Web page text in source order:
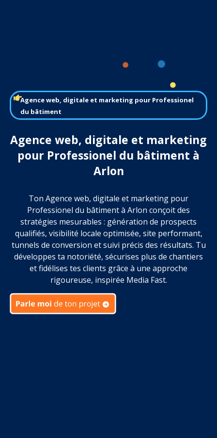
Agence web, digitale et marketing pour Professionel
du bâtiment
Agence web, digitale et marketing
pour Professionel du bâtiment à
Arlon
Ton Agence web, digitale et marketing pour
Professionel du bâtiment à Arlon conçoit des
stratégies mesurables : génération de prospects
qualifiés, visibilité locale optimisée, site performant,
tunnels de conversion et suivi précis des résultats. Tu
développes ta notoriété, sécurises plus de chantiers
et fidélises tes clients grâce à une approche
rigoureuse, inspirée Media Fast.